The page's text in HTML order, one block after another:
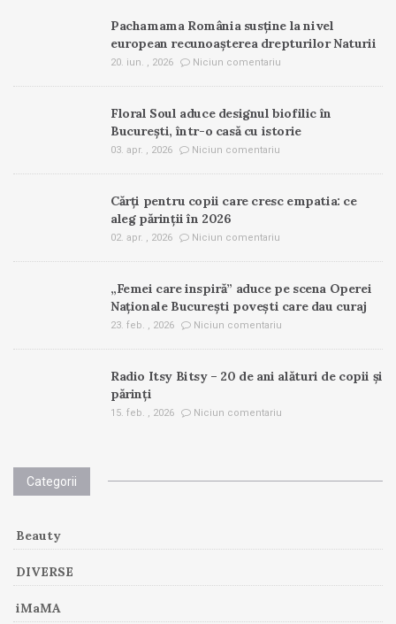
Pachamama România susține la nivel
european recunoașterea drepturilor Naturii
20. iun. , 2026 Niciun comentariu
Floral Soul aduce designul biofilic în
București, într-o casă cu istorie
03. apr. , 2026 Niciun comentariu
Cărți pentru copii care cresc empatia: ce
aleg părinții în 2026
02. apr. , 2026 Niciun comentariu
„Femei care inspiră” aduce pe scena Operei
Naționale București povești care dau curaj
23. feb. , 2026 Niciun comentariu
Radio Itsy Bitsy – 20 de ani alături de copii și
părinți
15. feb. , 2026 Niciun comentariu
Categorii
Beauty
DIVERSE
iMaMA